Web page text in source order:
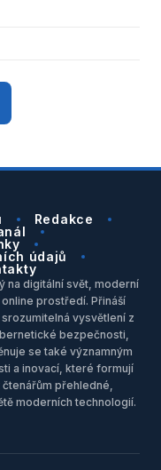
Redakce
údajů
na digitální svět, moderní
prostředí. Přináší
vysvětlení z
bezpečnosti,
se také významným
a inovací, které formují
přehledné,
moderních technologií.